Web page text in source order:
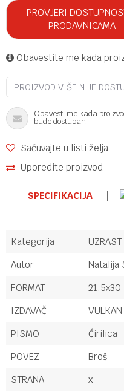
PROVJERI
PRODAVNICAMA
Obavestite me kada
PROIZVOD VIŠE NIJE
Obavesti me kada
bude dostupan
Sačuvajte u listi želja
Uporedite proizvod
SPECIFIKACIJA
Kategorija
Autor
Natalija
FORMAT
21,5x30
IZDAVAČ
PISMO
Ćirilica
POVEZ
Broš
STRANA
x